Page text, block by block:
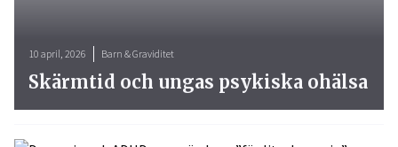
10 april, 2026 Barn & Graviditet
Skärmtid och ungas psykiska ohälsa